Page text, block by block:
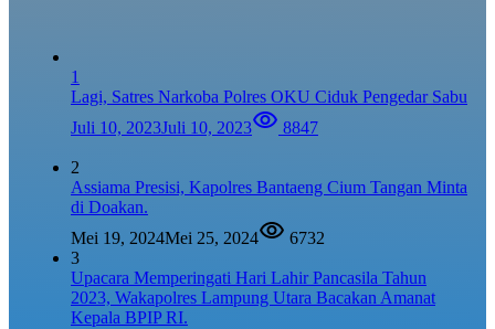
1
Lagi, Satres Narkoba Polres OKU Ciduk Pengedar Sabu
Juli 10, 2023Juli 10, 2023 8847
2
Assiama Presisi, Kapolres Bantaeng Cium Tangan Minta
di Doakan.
Mei 19, 2024Mei 25, 2024
6732
3
Upacara Memperingati Hari Lahir Pancasila Tahun
2023, Wakapolres Lampung Utara Bacakan Amanat
Kepala BPIP RI.